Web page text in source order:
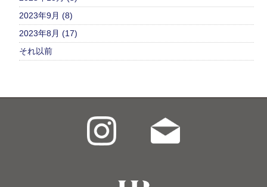
2023年9月 (8)
2023年8月 (17)
それ以前